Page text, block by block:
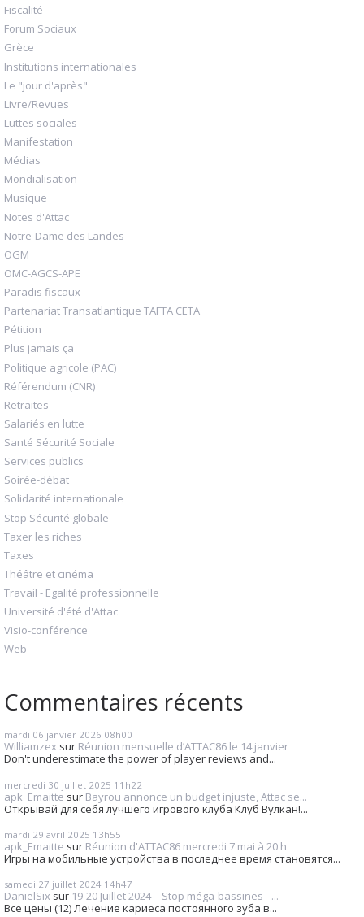
Fiscalité
Forum Sociaux
Grèce
Institutions internationales
Le "jour d'après"
Livre/Revues
Luttes sociales
Manifestation
Médias
Mondialisation
Musique
Notes d'Attac
Notre-Dame des Landes
OGM
OMC-AGCS-APE
Paradis fiscaux
Partenariat Transatlantique TAFTA CETA
Pétition
Plus jamais ça
Politique agricole (PAC)
Référendum (CNR)
Retraites
Salariés en lutte
Santé Sécurité Sociale
Services publics
Soirée-débat
Solidarité internationale
Stop Sécurité globale
Taxer les riches
Taxes
Théâtre et cinéma
Travail - Egalité professionnelle
Université d'été d'Attac
Visio-conférence
Web
Commentaires récents
mardi 06 janvier 2026 08h00
Williamzex sur Réunion mensuelle d’ATTAC86 le 14 janvier
Don't underestimate the power of player reviews and...
mercredi 30 juillet 2025 11h22
apk_Emaitte sur Bayrou annonce un budget injuste, Attac se...
Открывай для себя лучшего игрового клуба Клуб Вулкан!...
mardi 29 avril 2025 13h55
apk_Emaitte sur Réunion d'ATTAC86 mercredi 7 mai à 20 h
Игры на мобильные устройства в последнее время становятся...
samedi 27 juillet 2024 14h47
DanielSix sur 19-20 Juillet 2024 – Stop méga-bassines –...
Все цены (12) Лечение кариеса постоянного зуба в...